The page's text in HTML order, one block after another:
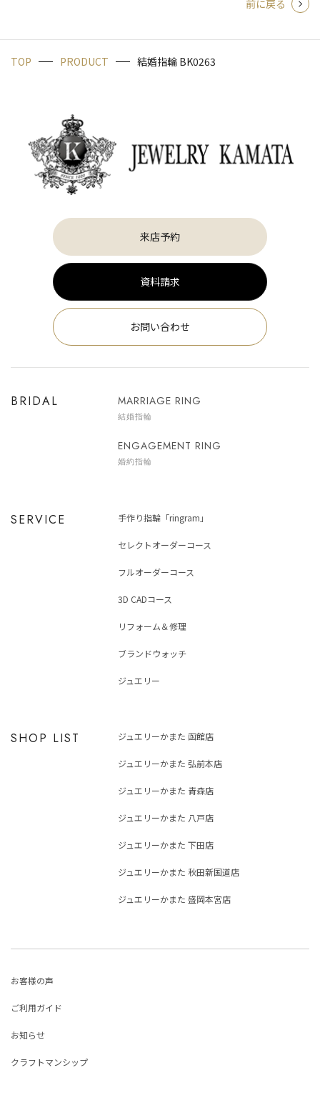
前に戻る
TOP PRODUCT 結婚指輪 BK0263
来店予約
資料請求
お問い合わせ
BRIDAL MARRIAGE RING
結婚指輪
ENGAGEMENT RING
婚約指輪
SERVICE 手作り指輪「ringram」
セレクトオーダーコース
フルオーダーコース
3D CADコース
リフォーム＆修理
ブランドウォッチ
ジュエリー
SHOP LIST ジュエリーかまた 函館店
ジュエリーかまた 弘前本店
ジュエリーかまた 青森店
ジュエリーかまた 八戸店
ジュエリーかまた 下田店
ジュエリーかまた 秋田新国道店
ジュエリーかまた 盛岡本宮店
お客様の声
ご利用ガイド
お知らせ
クラフトマンシップ